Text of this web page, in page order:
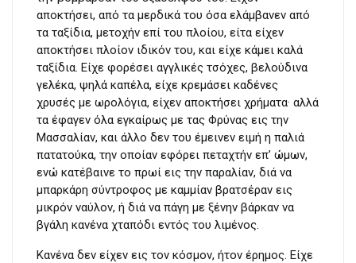
αποκτήσει, από τα μερδικά του όσα ελάμβανεν από
τα ταξίδια, μετοχήν επί του πλοίου, είτα είχεν
αποκτήσει πλοίον ιδικόν του, και είχε κάμει καλά
ταξίδια. Είχε φορέσει αγγλικές τσόχες, βελούδινα
γελέκα, ψηλά καπέλα, είχε κρεμάσει καδένες
χρυσές με ωρολόγια, είχεν αποκτήσει χρήματα· αλλά
τα έφαγεν όλα εγκαίρως με τας Φρύνας εις την
Μασσαλίαν, και άλλο δεν του έμεινεν ειμή η παλιά
πατατούκα, την οποίαν εφόρει πεταχτήν επ’ ώμων,
ενώ κατέβαινε το πρωί εις την παραλίαν, διά να
μπαρκάρη σύντροφος με καμμίαν βρατσέραν εις
μικρόν ναύλον, ή διά να πάγη με ξένην βάρκαν να
βγάλη κανένα χταπόδι εντός του λιμένος.
Κανένα δεν είχεν εις τον κόσμον, ήτον έρημος. Είχε